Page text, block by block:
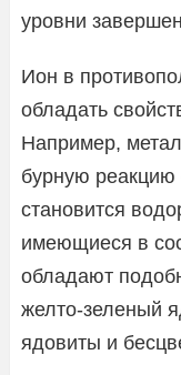
уровни
Ион в
обладать
Например,
бурную реакцию
становится
имеющиеся в
обладают
желто-зеленый
ядовиты и